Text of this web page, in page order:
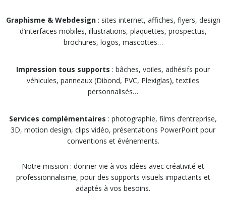
Graphisme & Webdesign: sites internet, affiches, flyers, design
d’interfaces mobiles, illustrations, plaquettes, prospectus,
brochures, logos, mascottes…
Impression tous supports : bâches, voiles, adhésifs pour
véhicules, panneaux (Dibond, PVC, Plexiglas), textiles
personnalisés…
Services complémentaires : photographie, films d’entreprise,
3D, motion design, clips vidéo, présentations PowerPoint pour
conventions et événements.
Notre mission : donner vie à vos idées avec créativité et
professionnalisme, pour des supports visuels impactants et
adaptés à vos besoins.